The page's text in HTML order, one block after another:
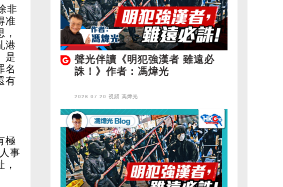
非
准
港
是
名
有
極
事
聲光伴讀《明犯強漢者 雖遠必
誅！》作者：馮煒光
2026.07.20 視頻 馮煒光